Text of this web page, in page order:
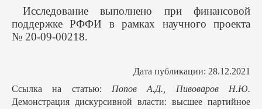
Исследование выполнено при финансовой
поддержке РФФИ в рамках научного проекта
№ 20-09-00218.
Дата публикации: 28.12.2021
Ссылка на статью: Попов А.Д., Пивоваров Н.Ю.
Демонстрация дискурсивной власти: высшее партийное